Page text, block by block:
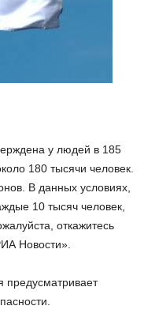
у людей в 185
180 тысячи человек.
В данных условиях,
10 тысяч человек,
откажитесь
Новости».
предусматривает